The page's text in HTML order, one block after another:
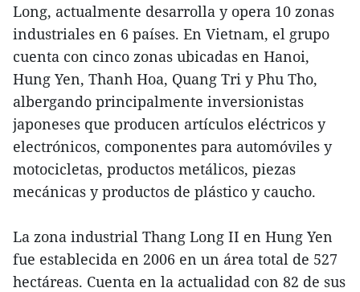
Long, actualmente desarrolla y opera 10 zonas
industriales en 6 países. En Vietnam, el grupo
cuenta con cinco zonas ubicadas en Hanoi,
Hung Yen, Thanh Hoa, Quang Tri y Phu Tho,
albergando principalmente inversionistas
japoneses que producen artículos eléctricos y
electrónicos, componentes para automóviles y
motocicletas, productos metálicos, piezas
mecánicas y productos de plástico y caucho.
La zona industrial Thang Long II en Hung Yen
fue establecida en 2006 en un área total de 527
hectáreas. Cuenta en la actualidad con 82 de sus